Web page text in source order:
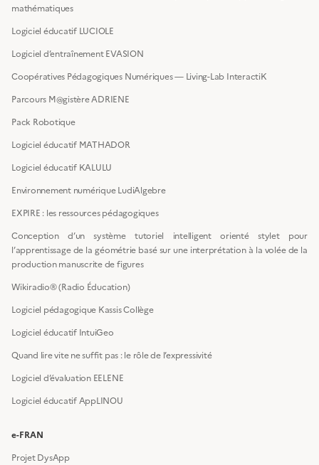
mathématiques
Logiciel éducatif LUCIOLE
Logiciel d’entraînement EVASION
Coopératives Pédagogiques Numériques — Living-Lab InteractiK
Parcours M@gistère ADRIENE
Pack Robotique
Logiciel éducatif MATHADOR
Logiciel éducatif KALULU
Environnement numérique LudiAlgebre
EXPIRE : les ressources pédagogiques
Conception d’un système tutoriel intelligent orienté stylet pour
l’apprentissage de la géométrie basé sur une interprétation à la volée de la
production manuscrite de figures
Wikiradio® (Radio Éducation)
Logiciel pédagogique Kassis Collège
Logiciel éducatif IntuiGeo
Quand lire vite ne suffit pas : le rôle de l’expressivité
Logiciel d’évaluation EELENE
Logiciel éducatif AppLINOU
e-FRAN
Projet DysApp